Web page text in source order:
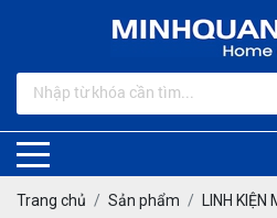
Trang chủ Sản phẩm
LINH KIỆN